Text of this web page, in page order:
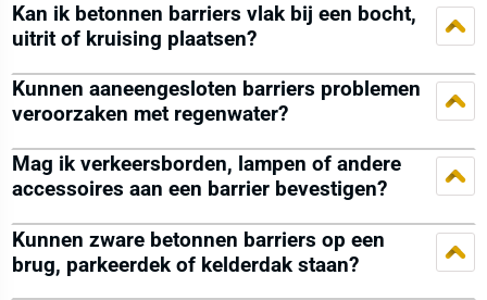
Kan ik betonnen barriers vlak bij een bocht,
uitrit of kruising plaatsen?
Kunnen aaneengesloten barriers problemen
veroorzaken met regenwater?
Mag ik verkeersborden, lampen of andere
accessoires aan een barrier bevestigen?
Kunnen zware betonnen barriers op een
brug, parkeerdek of kelderdak staan?